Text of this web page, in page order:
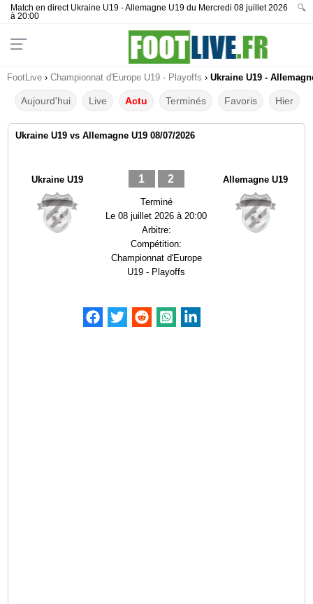
Match en direct Ukraine U19 - Allemagne U19 du Mercredi 08 juillet 2026
à 20:00
🔍
FootLive › Championnat d'Europe U19 - Playoffs › Ukraine U19 -
Aujourd'hui Live Actu Terminés Favoris Hier
Ukraine U19 vs Allemagne U19 08/07/2026
Ukraine U19 1 2
Terminé
Le08 juillet 2026 à 20:00
Arbitre:
Compétition:
Championnat d'Europe
U19 - Playoffs
Allemagne U19